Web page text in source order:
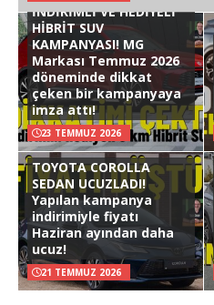
İNDİRİMLİ VE HEDİYELİ
HİBRİT SUV
KAMPANYASI! MG
Markası Temmuz 2026
döneminde dikkat
çeken bir kampanyaya
imza attı!
23 TEMMUZ 2026
TOYOTA COROLLA
SEDAN UCUZLADI!
Yapılan kampanya
indirimiyle fiyatı
Haziran ayından daha
ucuz!
21 TEMMUZ 2026